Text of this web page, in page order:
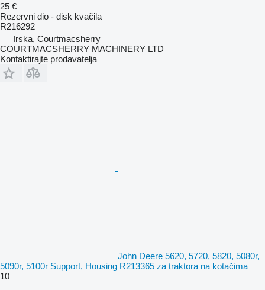
25 €
Rezervni dio - disk kvačila
R216292
Irska, Courtmacsherry
COURTMACSHERRY MACHINERY LTD
Kontaktirajte prodavatelja
John Deere 5620, 5720, 5820, 5080r,
5090r, 5100r Support, Housing R213365 za traktora na kotačima
10